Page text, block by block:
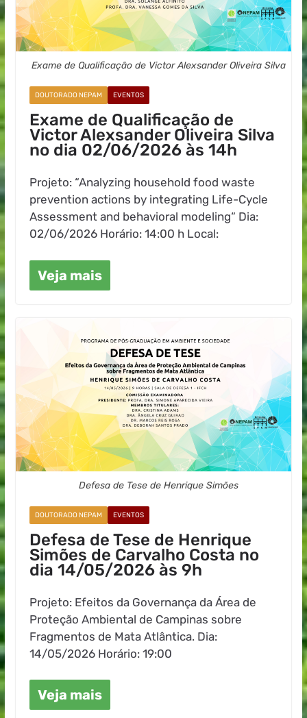
Exame de Qualificação de Victor Alexsander Oliveira Silva
DOUTORADO NEPAM EVENTOS
Exame de Qualificação de
Victor Alexsander Oliveira Silva
no dia 02/06/2026 às 14h
Projeto: “Analyzing household food waste
prevention actions by integrating Life-Cycle
Assessment and behavioral modeling“ Dia:
02/06/2026 Horário: 14:00 h Local:
Veja mais
Defesa de Tese de Henrique Simões
DOUTORADO NEPAM EVENTOS
Defesa de Tese de Henrique
Simões de Carvalho Costa no
dia 14/05/2026 às 9h
Projeto: Efeitos da Governança da Área de
Proteção Ambiental de Campinas sobre
Fragmentos de Mata Atlântica. Dia:
14/05/2026 Horário: 19:00
Veja mais